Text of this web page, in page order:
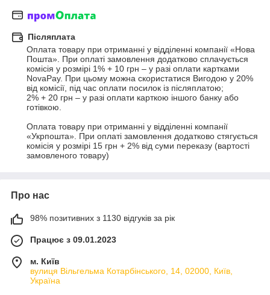
Післяплата
Оплата товару при отриманні у відділенні компанії «Нова
Пошта». При оплаті замовлення додатково сплачується
комісія у розмірі 1% + 10 грн – у разі оплати картками
NovaPay. При цьому можна скористатися Вигодою у 20%
від комісії, під час оплати посилок із післяплатою;
2% + 20 грн – у разі оплати карткою іншого банку або
готівкою.
Оплата товару при отриманні у відділенні компанії
«Укрпошта». При оплаті замовлення додатково стягується
комісія у розмірі 15 грн + 2% від суми переказу (вартості
замовленого товару)
Про нас
98% позитивних з 1130 відгуків за рік
Працює з 09.01.2023
м. Київ
вулиця Вільгельма Котарбінського, 14, 02000, Київ,
Україна